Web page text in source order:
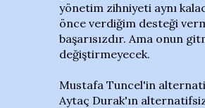
yönetim zihniyeti aynı
önce verdiğim desteği
başarısızdır. Ama onun
değiştirmeyecek.
Mustafa Tuncel'in
Aytaç Durak'ın